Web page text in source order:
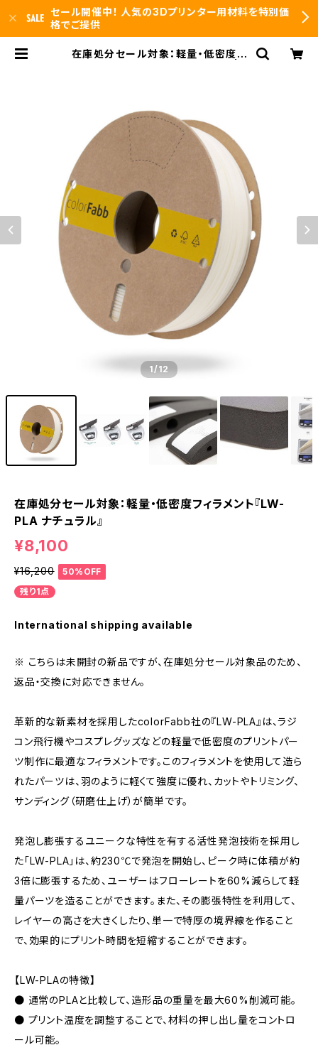
セール開催中！ 人気の3Dプリンター用材料を特別価
格でご提供
在庫処分セール対象：軽量・低密度フ
1/12
在庫処分セール対象：軽量・低密度フィラメント『LW-
PLA ナチュラル』
¥8,100
¥16,200
50%OFF
残り1点
International shipping available
※ こちらは未開封の新品ですが、在庫処分セール対象品のため、
返品・交換に対応できません。
革新的な新素材を採用したcolorFabb社の『LW-PLA』は、ラジ
コン飛行機やコスプレグッズなどの軽量で低密度のプリントパー
ツ制作に最適なフィラメントです。このフィラメントを使用して造ら
れたパーツは、羽のように軽くて強度に優れ、カットやトリミング、
サンディング（研磨仕上げ）が簡単です。
発泡し膨張するユニークな特性を有する活性発泡技術を採用し
た「LW-PLA」は、約230℃で発泡を開始し、ピーク時に体積が約
3倍に膨張するため、ユーザーはフローレートを60%減らして軽
量パーツを造ることができます。また、その膨張特性を利用して、
レイヤーの高さを大きくしたり、単一で特厚の境界線を作ること
で、効果的にプリント時間を短縮することができます。
【LW-PLAの特徴】
● 通常のPLAと比較して、造形品の重量を最大60%削減可能。
● プリント温度を調整することで、材料の押し出し量をコントロ
ール可能。